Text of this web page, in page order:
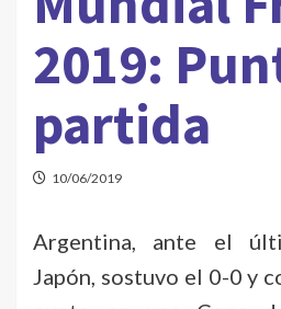
2019:
partida
10/06/2019
Argentina, ante el
Japón, sostuvo el 0-0 y